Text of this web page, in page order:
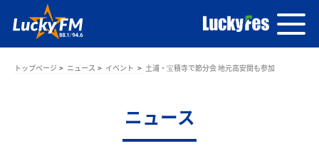
トップページ ニュース イベント 土浦・宝積寺で節分会 地元高安関も参加
ニュース